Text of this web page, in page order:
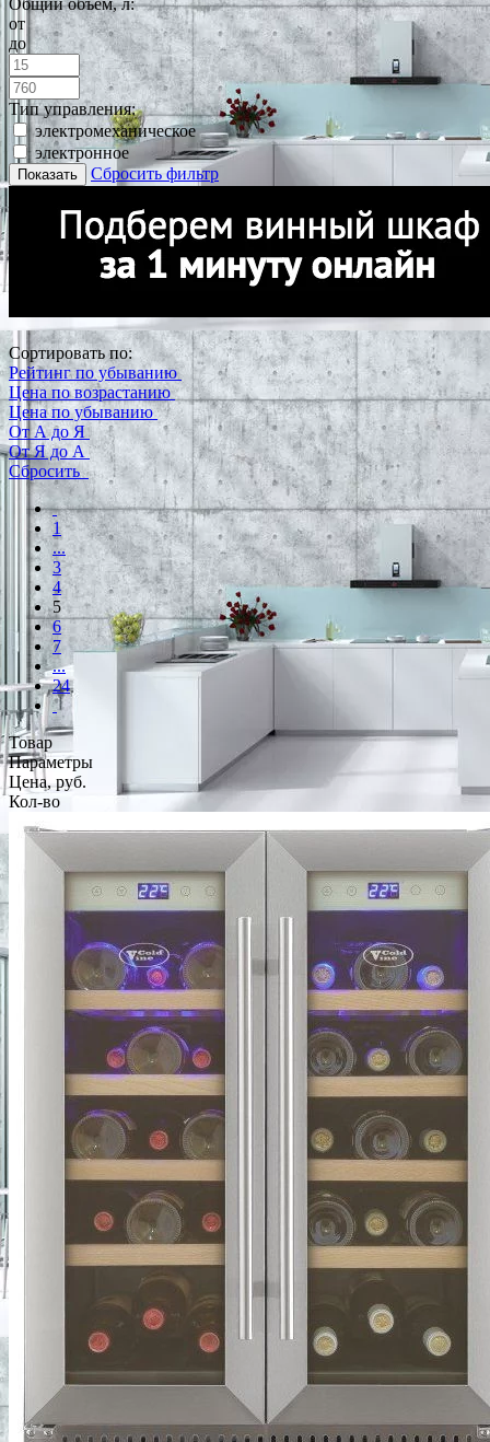
Общий объем, л:
от
до
Тип управления:
электромеханическое
электронное
Показать Сбросить фильтр
Сортировать по:
Рейтинг по убыванию
Цена по возрастанию
Цена по убыванию
От А до Я
От Я до А
Сбросить
1
...
3
4
5
6
7
...
24
Товар
Параметры
Цена, руб.
Кол-во